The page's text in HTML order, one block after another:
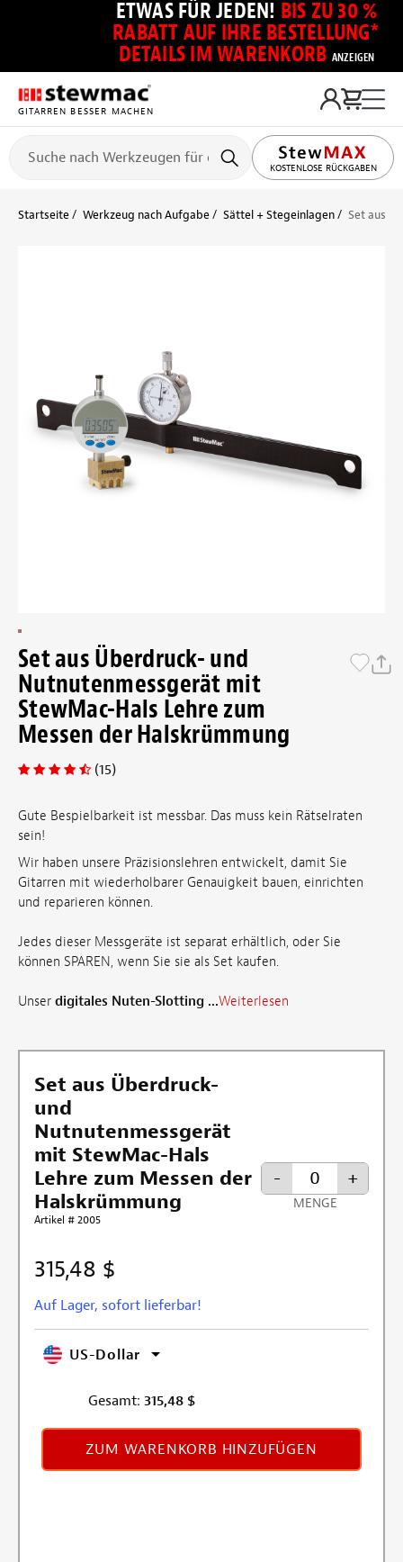
ETWAS FÜR JEDEN! BIS ZU 30 %
RABATT AUF IHRE BESTELLUNG*
DETAILS IM WARENKORB ANZEIGEN
GITARREN BESSER MACHEN
KOSTENLOSE RÜCKGABEN
Startseite Werkzeug nach Aufgabe Sättel + Stegeinlagen Set aus
Set aus Überdruck- und
Nutnutenmessgerät mit
StewMac-Hals Lehre zum
Messen der Halskrümmung
(15)
Gute Bespielbarkeit ist messbar. Das muss kein Rätselraten
sein!
Wir haben unsere Präzisionslehren entwickelt, damit Sie
Gitarren mit wiederholbarer Genauigkeit bauen, einrichten
und reparieren können.
Jedes dieser Messgeräte ist separat erhältlich, oder Sie
können SPAREN, wenn Sie sie als Set kaufen.
Unser digitales Nuten-Slotting ...Weiterlesen
Set aus Überdruck-
und
Nutnutenmessgerät
mit StewMac-Hals
Lehre zum Messen der
Halskrümmung
Artikel # 2005
315,48 $
Auf Lager, sofort lieferbar!
- +
MENGE
US-Dollar
Gesamt: 315,48 $
ZUM WARENKORB HINZUFÜGEN